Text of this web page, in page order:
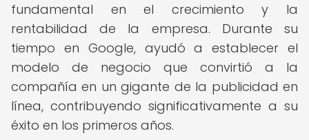
fundamental en el crecimiento y la
rentabilidad de la empresa. Durante su
tiempo en Google, ayudó a establecer el
modelo de negocio que convirtió a la
compañía en un gigante de la publicidad en
línea, contribuyendo significativamente a su
éxito en los primeros años.